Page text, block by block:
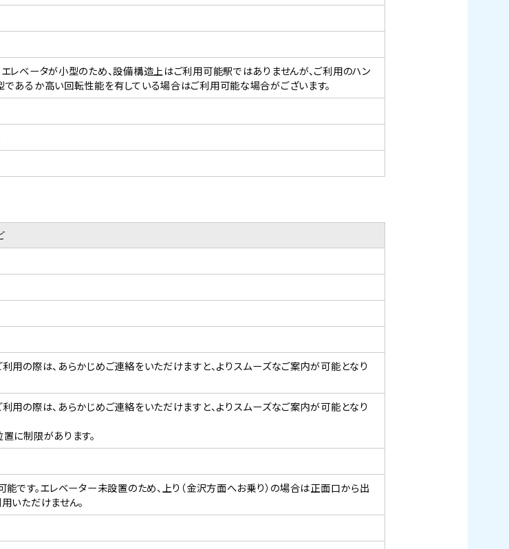
レベータが小型のため、設備構造上はご利用可能駅ではありませんが、ご利用のハン
あるか高い回転性能を有している場合はご利用可能な場合がございます。
用の際は、あらかじめご連絡をいただけますと、よりスムーズなご案内が可能となり
用の際は、あらかじめご連絡をいただけますと、よりスムーズなご案内が可能となり
に制限があります。
です。エレベーター未設置のため、上り（金沢方面へお乗り）の場合は正面口から出
いただけません。